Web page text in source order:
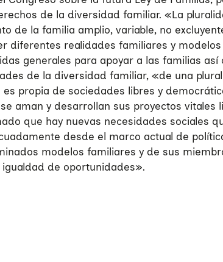
de la diversidad familiar. «La
de la familia amplio, variable, no
diferentes realidades familiares y
generales para apoyar a las familias
de la diversidad familiar, «de una
propia de sociedades libres y
aman y desarrollan sus proyectos vitales
que hay nuevas necesidades sociales
desde el marco actual de
modelos familiares y de sus
de oportunidades».